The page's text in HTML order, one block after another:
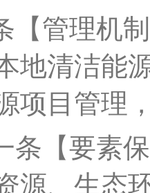
【管理机
地清洁能
项目管理
条 【要素
源、生态